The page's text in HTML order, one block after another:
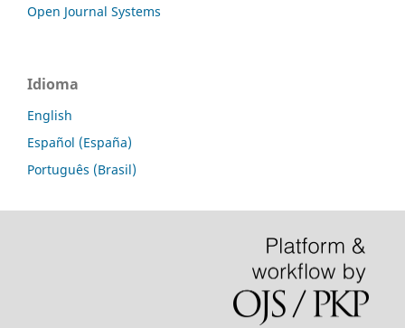
Open Journal Systems
Idioma
English
Español (España)
Português (Brasil)